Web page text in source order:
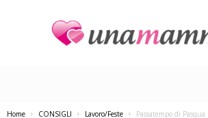
Home CONSIGLI Lavoro/Feste Passatempo di Pasqua